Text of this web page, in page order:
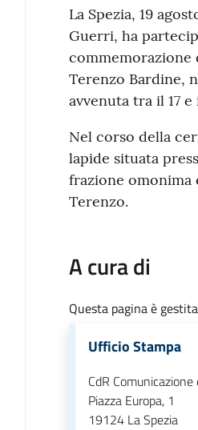
Contenuto
La Spezia, 19
Guerri, ha
commemorazione
Terenzo Bardine,
avvenuta tra il 17
Nel corso della
lapide situata
frazione omonima
Terenzo.
A cura di
Questa pagina è
Ufficio Stampa
CdR
Piazza Europa, 1
19124 La Spezia